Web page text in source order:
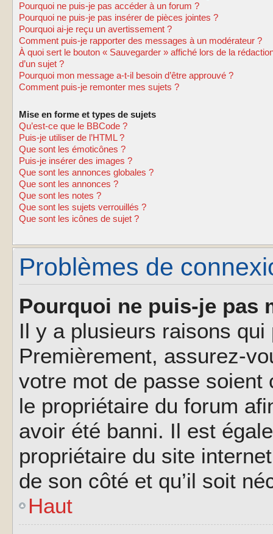
Pourquoi ne puis-je pas accéder à un forum ?
Pourquoi ne puis-je pas insérer de pièces jointes ?
Pourquoi ai-je reçu un avertissement ?
Comment puis-je rapporter des messages à un modérateur ?
À quoi sert le bouton « Sauvegarder » affiché lors de la
d’un sujet ?
Pourquoi mon message a-t-il besoin d’être approuvé ?
Comment puis-je remonter mes sujets ?
Mise en forme et types de sujets
Qu’est-ce que le BBCode ?
Puis-je utiliser de l’HTML ?
Que sont les émoticônes ?
Puis-je insérer des images ?
Que sont les annonces globales ?
Que sont les annonces ?
Que sont les notes ?
Que sont les sujets verrouillés ?
Que sont les icônes de sujet ?
Problèmes de
Pourquoi ne puis-je pas
Il y a plusieurs raisons
Premièrement, assurez-
votre mot de passe soient
le propriétaire du forum
avoir été banni. Il est
propriétaire du site
de son côté et qu’il soit
Haut